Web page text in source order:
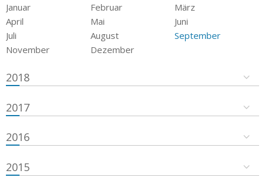
Januar Februar
März
April
Mai
Juni
Juli
August
September
November
Dezember
2018
2017
2016
2015